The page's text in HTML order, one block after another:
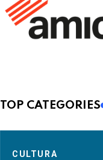
TOP CATEGORIES
CULTURA